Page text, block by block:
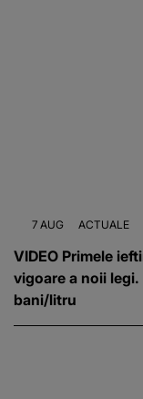
7 AUG ACTUALE
VIDEO Primele
vigoare a noii
bani/litru